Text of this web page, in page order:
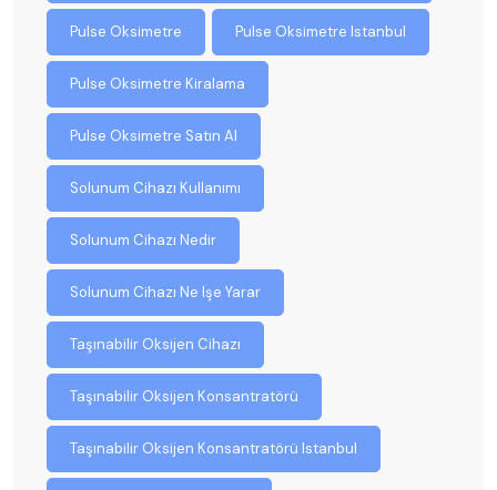
Pulse Oksimetre Pulse Oksimetre Istanbul
Pulse Oksimetre Kiralama
Pulse Oksimetre Satın Al
Solunum Cihazı Kullanımı
Solunum Cihazı Nedir
Solunum Cihazı Ne Işe Yarar
Taşınabilir Oksijen Cihazı
Taşınabilir Oksijen Konsantratörü
Taşınabilir Oksijen Konsantratörü Istanbul